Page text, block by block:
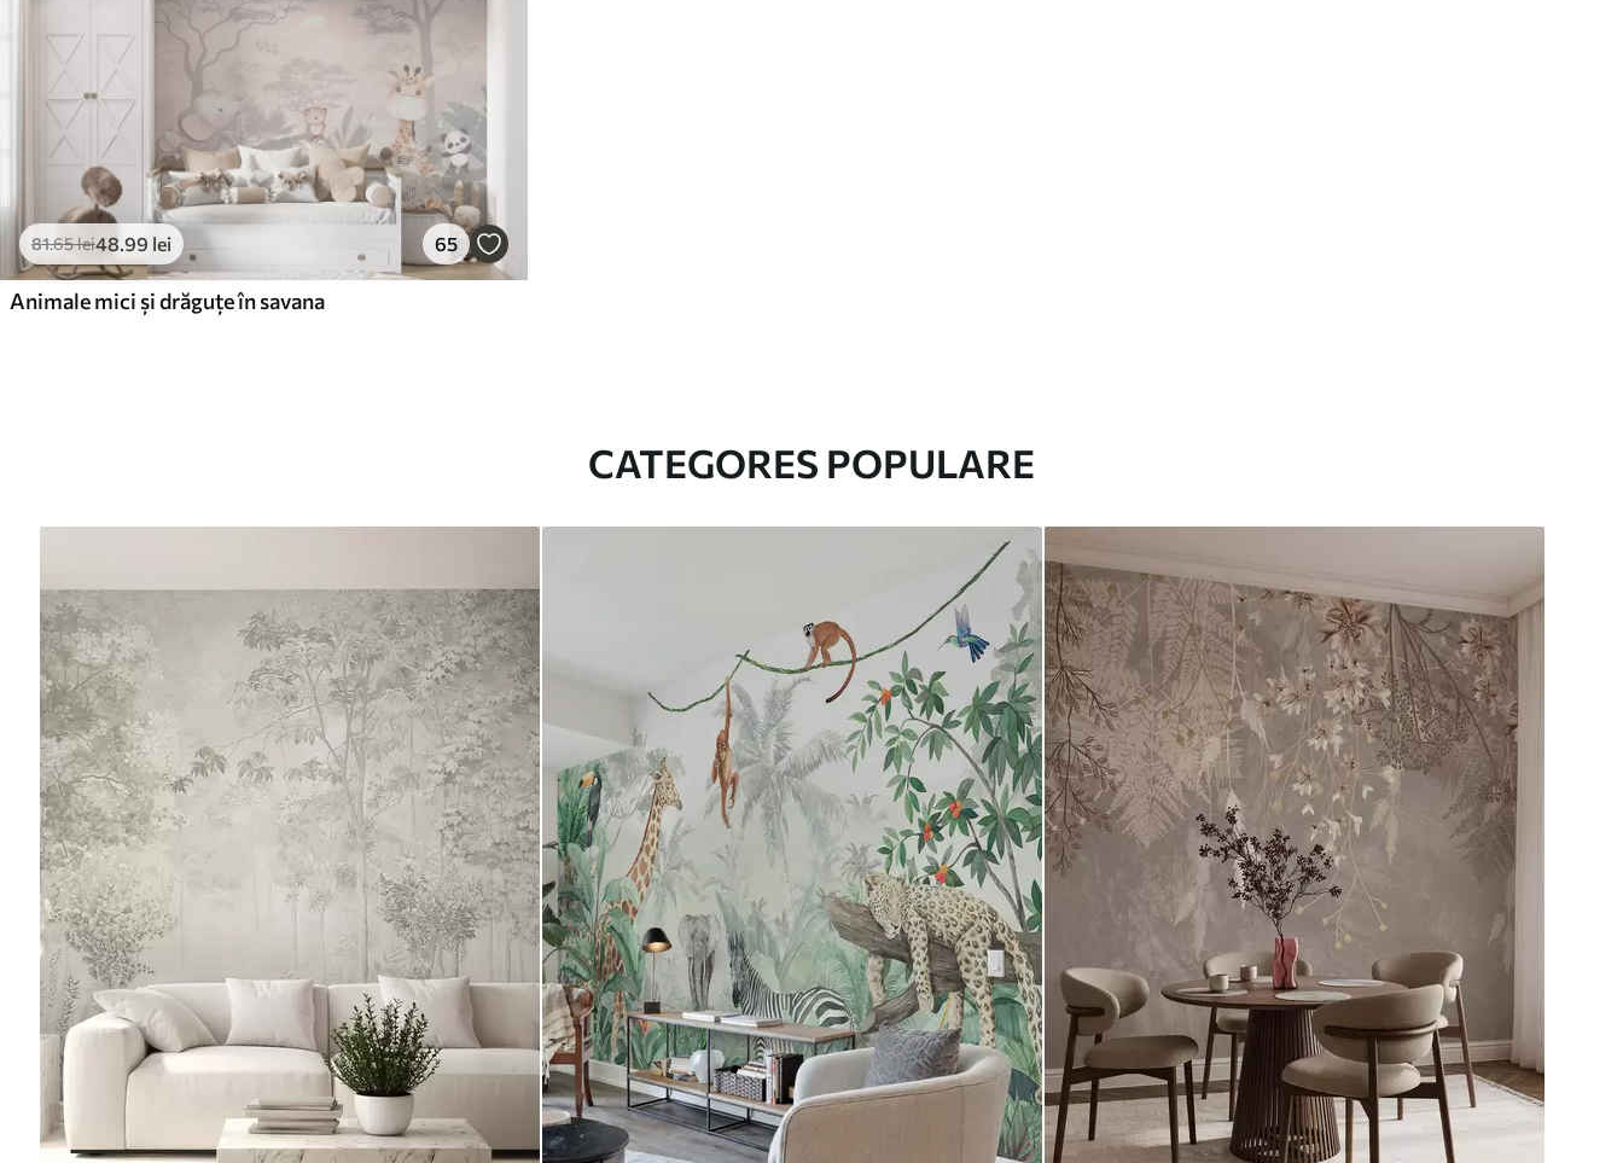
81.65lei48 .99 lei 65
Animale mici și drăguțe în savana
CATEGORES POPULARE